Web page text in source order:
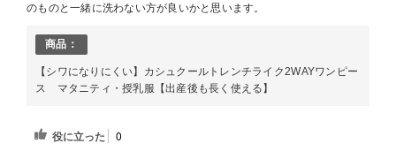
のものと一緒に洗わない方が良いかと思います。
商品：
【シワになりにくい】カシュクールトレンチライク2WAYワンピー
ス マタニティ・授乳服【出産後も長く使える】
役に立った 0